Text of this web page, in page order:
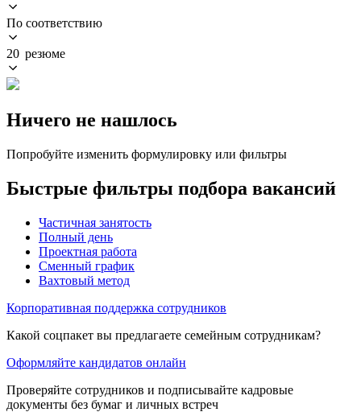
По соответствию
20 резюме
Ничего не нашлось
Попробуйте изменить формулировку или фильтры
Быстрые фильтры подбора вакансий
Частичная занятость
Полный день
Проектная работа
Сменный график
Вахтовый метод
Корпоративная поддержка сотрудников
Какой соцпакет вы предлагаете семейным сотрудникам?
Оформляйте кандидатов онлайн
Проверяйте сотрудников и подписывайте кадровые
документы без бумаг и личных встреч